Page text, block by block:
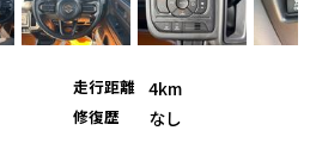
走行距離 4km
修復歴 なし